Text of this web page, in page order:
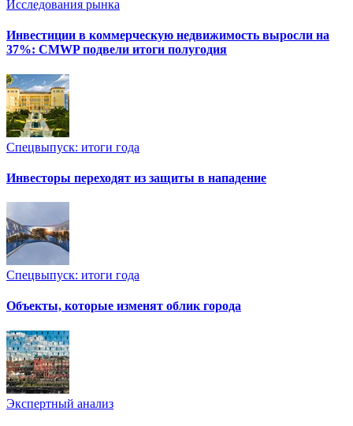
Исследования рынка
Инвестиции в коммерческую недвижимость выросли на
37%: CMWP подвели итоги полугодия
Спецвыпуск: итоги года
Инвесторы переходят из защиты в нападение
Спецвыпуск: итоги года
Объекты, которые изменят облик города
Экспертный анализ